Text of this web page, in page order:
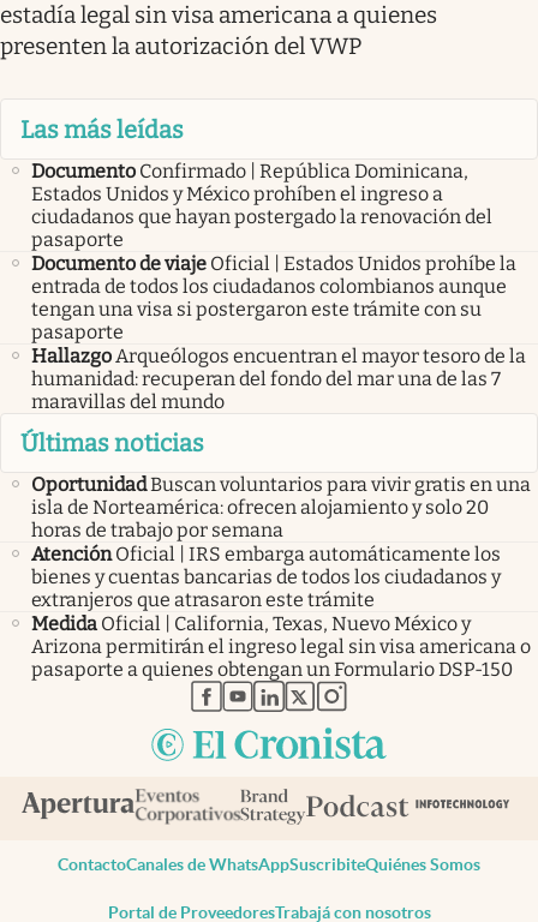
estadía legal sin visa americana a quienes
presenten la autorización del VWP
Las más leídas
Documento Confirmado | República Dominicana,
Estados Unidos y México prohíben el ingreso a
ciudadanos que hayan postergado la renovación del
pasaporte
Documento de viaje Oficial | Estados Unidos prohíbe la
entrada de todos los ciudadanos colombianos aunque
tengan una visa si postergaron este trámite con su
pasaporte
HallazgoArqueólogos encuentran el mayor tesoro de la
humanidad: recuperan del fondo del mar una de las 7
maravillas del mundo
Últimas noticias
OportunidadBuscan voluntarios para vivir gratis en una
isla de Norteamérica: ofrecen alojamiento y solo 20
horas de trabajo por semana
Atención Oficial | IRS embarga automáticamente los
bienes y cuentas bancarias de todos los ciudadanos y
extranjeros que atrasaron este trámite
Medida Oficial | California, Texas, Nuevo México y
Arizona permitirán el ingreso legal sin visa americana o
pasaporte a quienes obtengan un Formulario DSP-150
abre en nueva pestaña
abre en nueva pestaña
abre en nueva pestaña
abre en nueva pestaña
abre en nueva pestaña
ContactoCanales de WhatsAppSuscribiteQuiénes Somos
Portal de ProveedoresTrabajá con nosotros